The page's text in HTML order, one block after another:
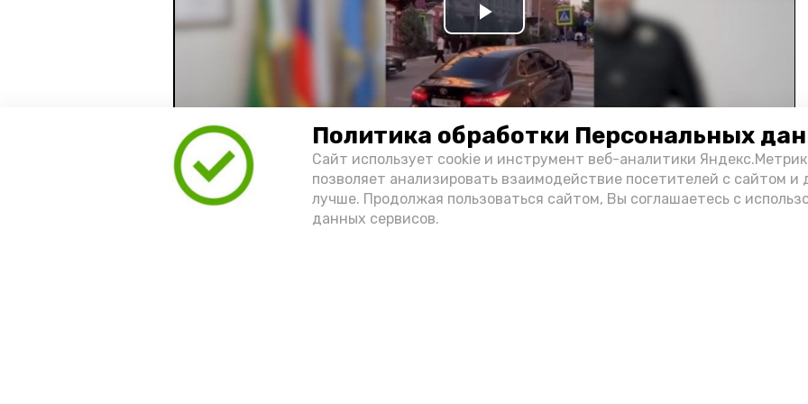
Политика обработки Персональных
Сайт использует cookie и инструмент веб-аналитики
позволяет анализировать взаимодействие посетителей с сайтом и
лучше. Продолжая пользоваться сайтом, Вы соглашаетесь с
данных сервисов.
Play
Video
Видео: управление пресс-службы и информации администрации губернатора АО